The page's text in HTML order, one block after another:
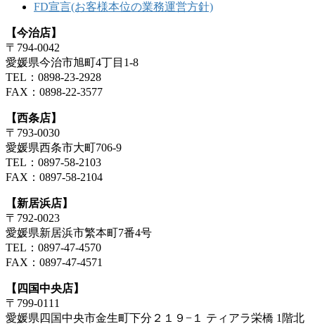
FD宣言(お客様本位の業務運営方針)
【今治店】
〒794-0042
愛媛県今治市旭町4丁目1-8
TEL：0898-23-2928
FAX：0898-22-3577
【西条店】
〒793-0030
愛媛県西条市大町706-9
TEL：0897-58-2103
FAX：0897-58-2104
【新居浜店】
〒792-0023
愛媛県新居浜市繁本町7番4号
TEL：0897-47-4570
FAX：0897-47-4571
【四国中央店】
〒799-0111
愛媛県四国中央市金生町下分２１９−１ ティアラ栄橋 1階北